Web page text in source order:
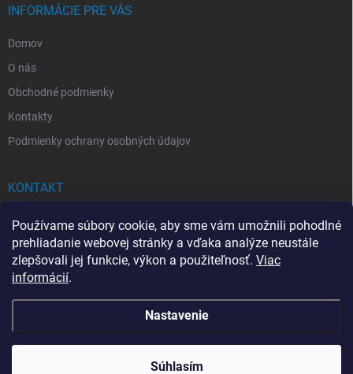
Používame súbory cookie, aby sme vám umožnili pohodlné
prehliadanie webovej stránky a vďaka analýze neustále
zlepšovali jej funkcie, výkon a použiteľnosť. Viac
informácií.
Nastavenie
Súhlasím
INFORMÁCIE PRE VÁS
Domov
O nás
Obchodné podmienky
Kontakty
Podmienky ochrany osobných údajov
KONTAKT
info@drogerkovo.sk
Copyright 2026Drogerkovo. Všetky práva vyhradené.Upraviť nastavenie
cookies